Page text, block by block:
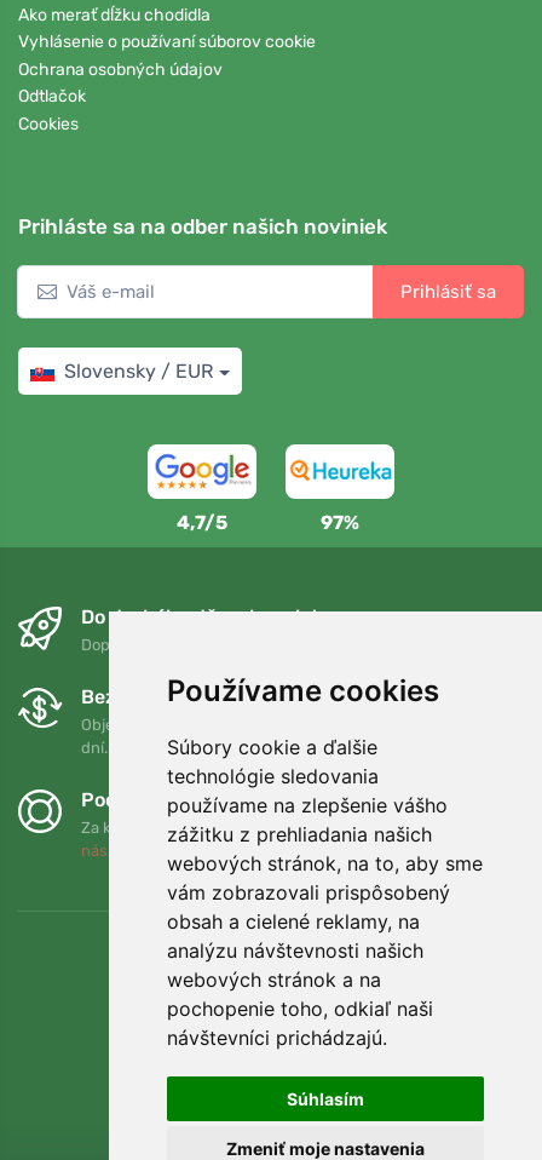
Používame cookies
Súbory cookie a ďalšie
technológie sledovania
používame na zlepšenie vášho
zážitku z prehliadania našich
webových stránok, na to, aby sme
vám zobrazovali prispôsobený
obsah a cielené reklamy, na
analýzu návštevnosti našich
webových stránok a na
pochopenie toho, odkiaľ naši
návštevníci prichádzajú.
Súhlasím
Zmeniť moje nastavenia
Ako merať dĺžku chodidla
Vyhlásenie o používaní súborov cookie
Ochrana osobných údajov
Odtlačok
Cookies
Prihláste sa na odber našich noviniek
Prihlásiť sa
Slovensky / EUR
4,7/5 97%
Do druhého dňa a bezplatne
Doprava zadarmo pri objednávkach nad 75 EUR
Bezplatná výmena a vrátenie tovaru
Objednávku môžete kedykoľvek vrátiť alebo vymeniť do 90
dní.
Podporujeme Trees.org
Za každú objednávku zasadíme strom! Prečítajte si viac
nás